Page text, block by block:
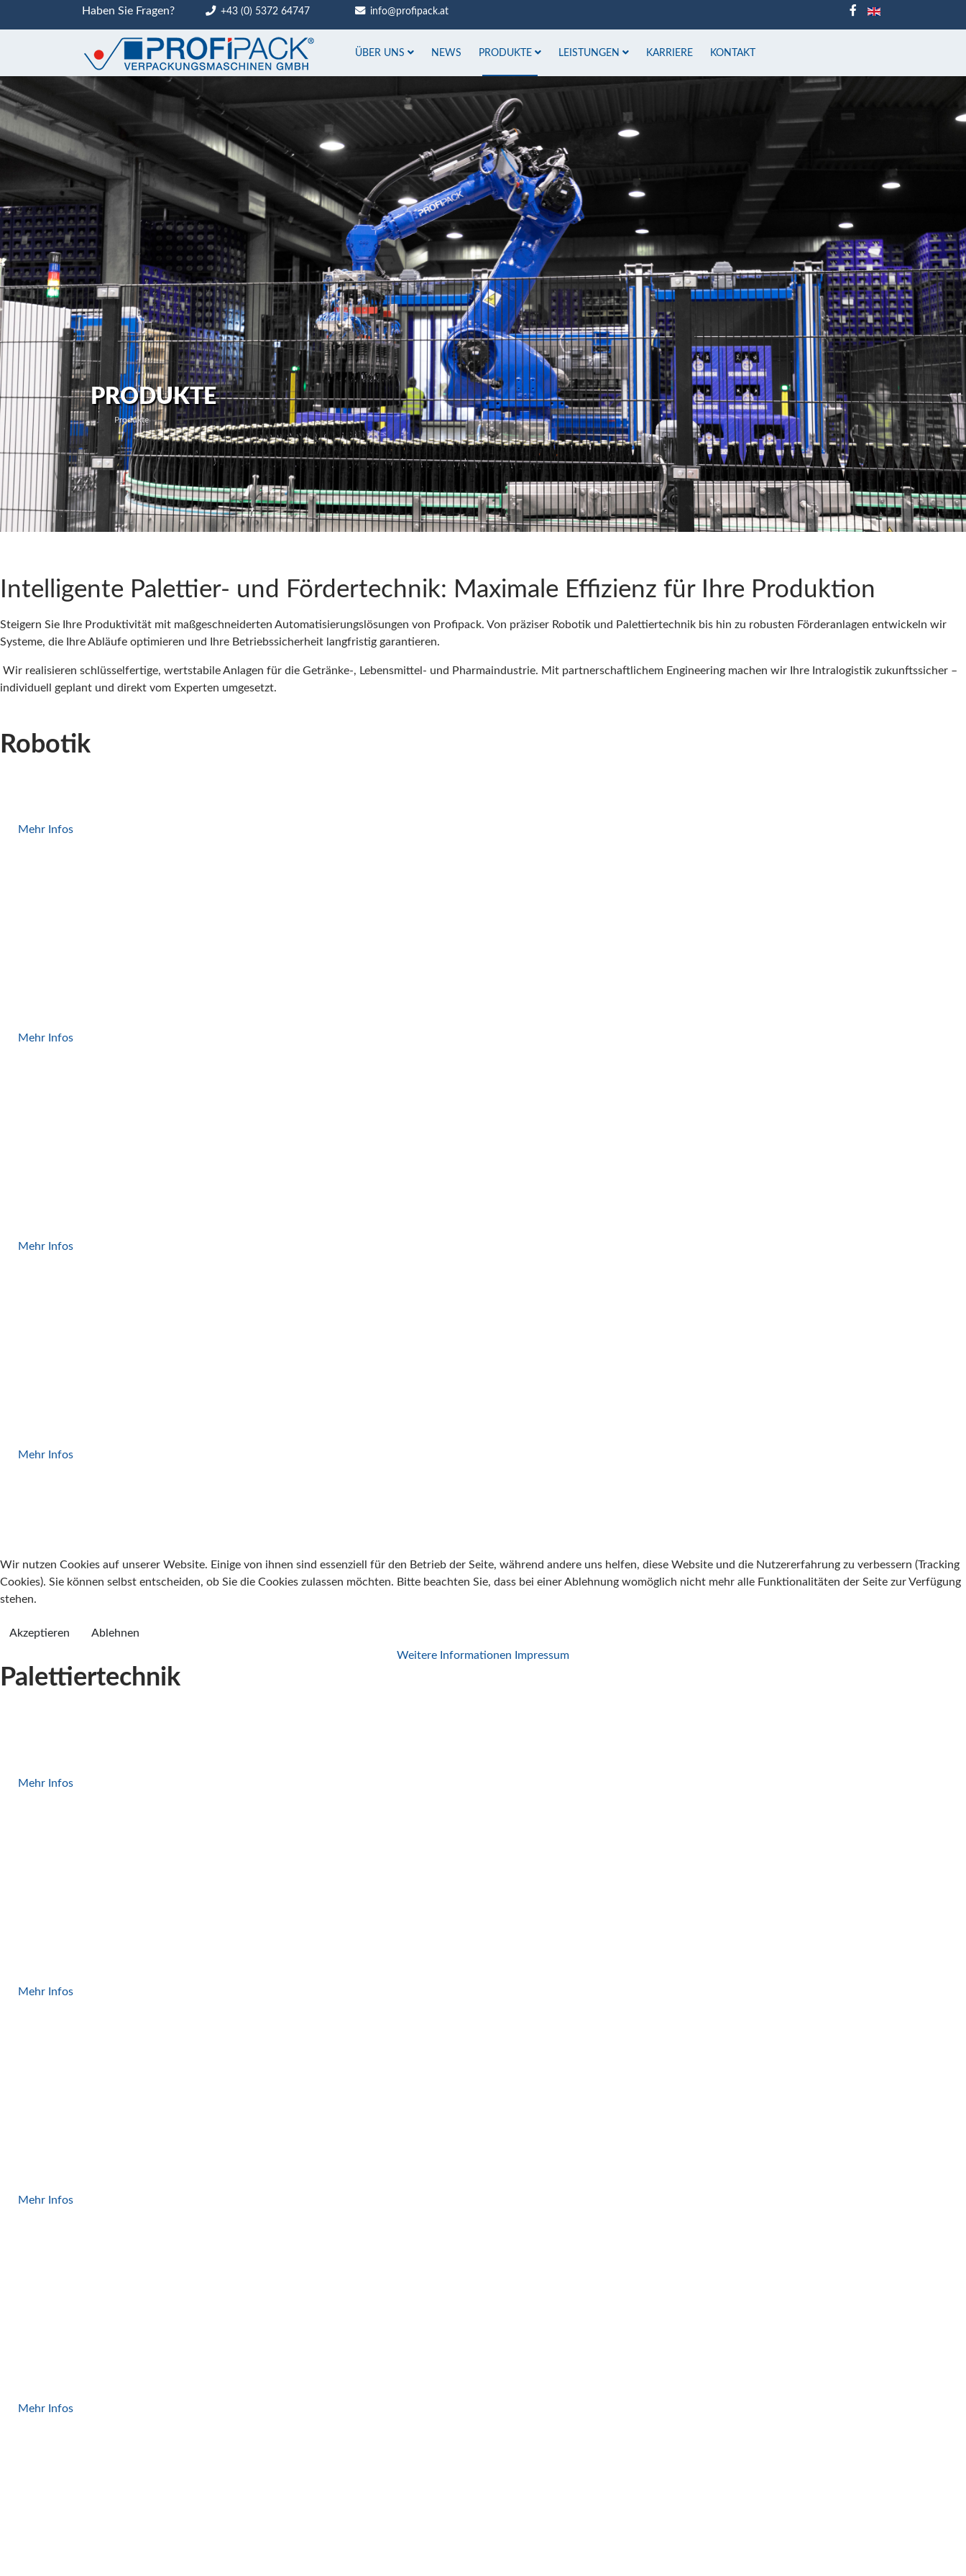
Haben Sie Fragen? +43 (0) 5372 64747 info@profipack.at
ÜBER UNS NEWS PRODUKTE LEISTUNGEN KARRIERE KONTAKT
PRODUKTE
Produkte
Intelligente Palettier- und Fördertechnik: Maximale Effizienz für Ihre Produktion
Steigern Sie Ihre Produktivität mit maßgeschneiderten Automatisierungslösungen von Profipack. Von präziser Robotik und Palettiertechnik bis hin zu robusten Förderanlagen entwickeln wir
Systeme, die Ihre Abläufe optimieren und Ihre Betriebssicherheit langfristig garantieren.
Wir realisieren schlüsselfertige, wertstabile Anlagen für die Getränke-, Lebensmittel- und Pharmaindustrie. Mit partnerschaftlichem Engineering machen wir Ihre Intralogistik zukunftssicher –
individuell geplant und direkt vom Experten umgesetzt.
Robotik
Mehr Infos
Mehr Infos
Mehr Infos
Mehr Infos
Palettiertechnik
Mehr Infos
Mehr Infos
Mehr Infos
Mehr Infos
Wir nutzen Cookies auf unserer Website. Einige von ihnen sind essenziell für den Betrieb der Seite, während andere uns helfen, diese Website und die Nutzererfahrung zu verbessern (Tracking
Cookies). Sie können selbst entscheiden, ob Sie die Cookies zulassen möchten. Bitte beachten Sie, dass bei einer Ablehnung womöglich nicht mehr alle Funktionalitäten der Seite zur Verfügung
stehen.
Akzeptieren
Ablehnen
Weitere Informationen
Impressum